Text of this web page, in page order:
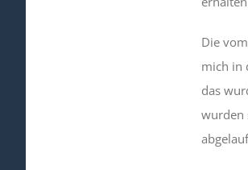
Die
mich in
das
wurden